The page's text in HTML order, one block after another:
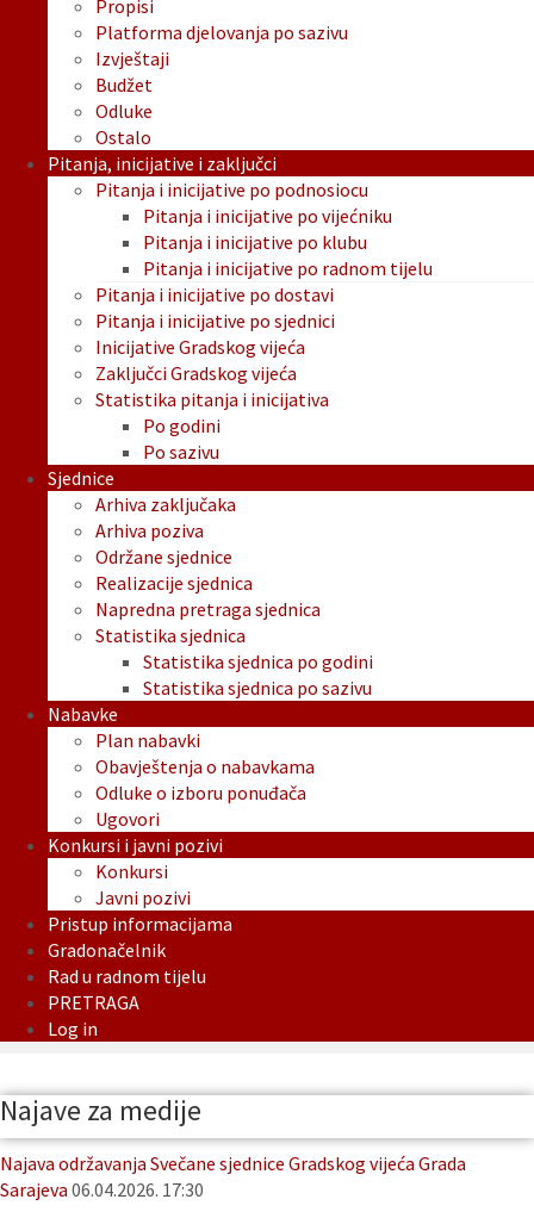
Propisi
Platforma djelovanja po sazivu
Izvještaji
Budžet
Odluke
Ostalo
Pitanja, inicijative i zaključci
Pitanja i inicijative po podnosiocu
Pitanja i inicijative po vijećniku
Pitanja i inicijative po klubu
Pitanja i inicijative po radnom tijelu
Pitanja i inicijative po dostavi
Pitanja i inicijative po sjednici
Inicijative Gradskog vijeća
Zaključci Gradskog vijeća
Statistika pitanja i inicijativa
Po godini
Po sazivu
Sjednice
Arhiva zaključaka
Arhiva poziva
Održane sjednice
Realizacije sjednica
Napredna pretraga sjednica
Statistika sjednica
Statistika sjednica po godini
Statistika sjednica po sazivu
Nabavke
Plan nabavki
Obavještenja o nabavkama
Odluke o izboru ponuđača
Ugovori
Konkursi i javni pozivi
Konkursi
Javni pozivi
Pristup informacijama
Gradonačelnik
Rad u radnom tijelu
PRETRAGA
Log in
Najave za medije
Najava održavanja Svečane sjednice Gradskog vijeća Grada
Sarajeva 06.04.2026. 17:30